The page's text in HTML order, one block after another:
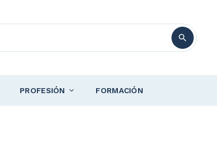
PROFESIÓN FORMACIÓN